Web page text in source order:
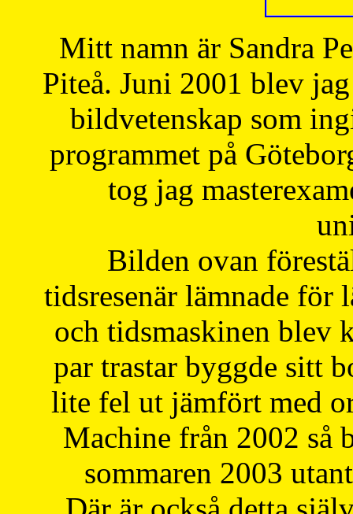
Mitt namn är Sandra
Piteå. Juni 2001 blev
bildvetenskap som
programmet på
tog jag
Bilden ovan
tidsresenär lämnade för
och tidsmaskinen blev
par trastar byggde sitt
lite fel ut jämfört med
Machine från 2002 så
sommaren 2003